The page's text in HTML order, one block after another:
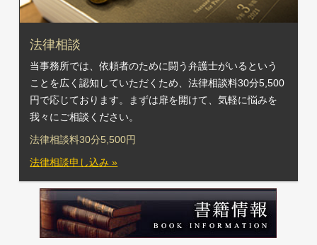
法律相談
当事務所では、依頼者のために闘う弁護士がいるという
ことを広く認知していただくため、法律相談料30分5,500
円で応じております。まずは扉を開けて、気軽に悩みを
我々にご相談ください。
法律相談料30分5,500円
法律相談申し込み »